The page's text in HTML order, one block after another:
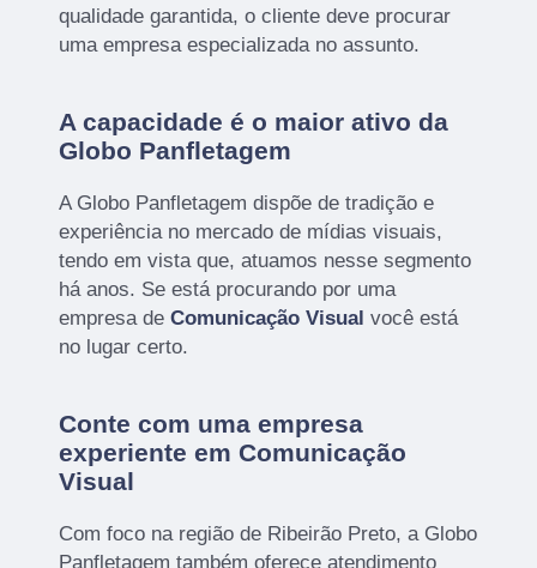
qualidade garantida, o cliente deve procurar
uma empresa especializada no assunto.
A capacidade é o maior ativo da
Globo Panfletagem
A Globo Panfletagem dispõe de tradição e
experiência no mercado de mídias visuais,
tendo em vista que, atuamos nesse segmento
há anos. Se está procurando por uma
empresa deComunicação Visual você está
no lugar certo.
Conte com uma empresa
experiente em Comunicação
Visual
Com foco na região de Ribeirão Preto, a Globo
Panfletagem também oferece atendimento